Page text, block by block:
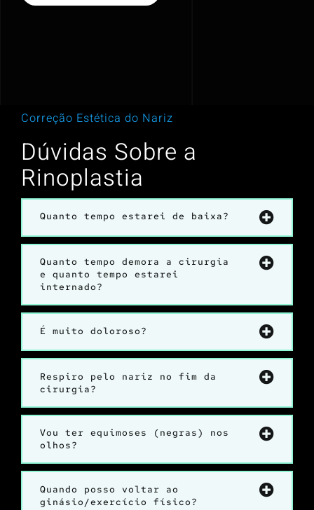
Correção Estética do Nariz
Dúvidas Sobre a
Rinoplastia
Quanto tempo estarei de baixa?
Quanto tempo demora a cirurgia
e quanto tempo estarei
internado?
É muito doloroso?
Respiro pelo nariz no fim da
cirurgia?
Vou ter equimoses (negras) nos
olhos?
Quando posso voltar ao
ginásio/exercício físico?